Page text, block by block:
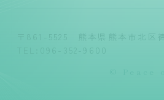
〒861-5525 熊本県熊本市北